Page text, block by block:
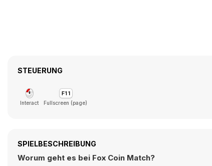
STEUERUNG
Interact Fullscreen (page)
SPIELBESCHREIBUNG
Worum geht es bei Fox Coin Match?